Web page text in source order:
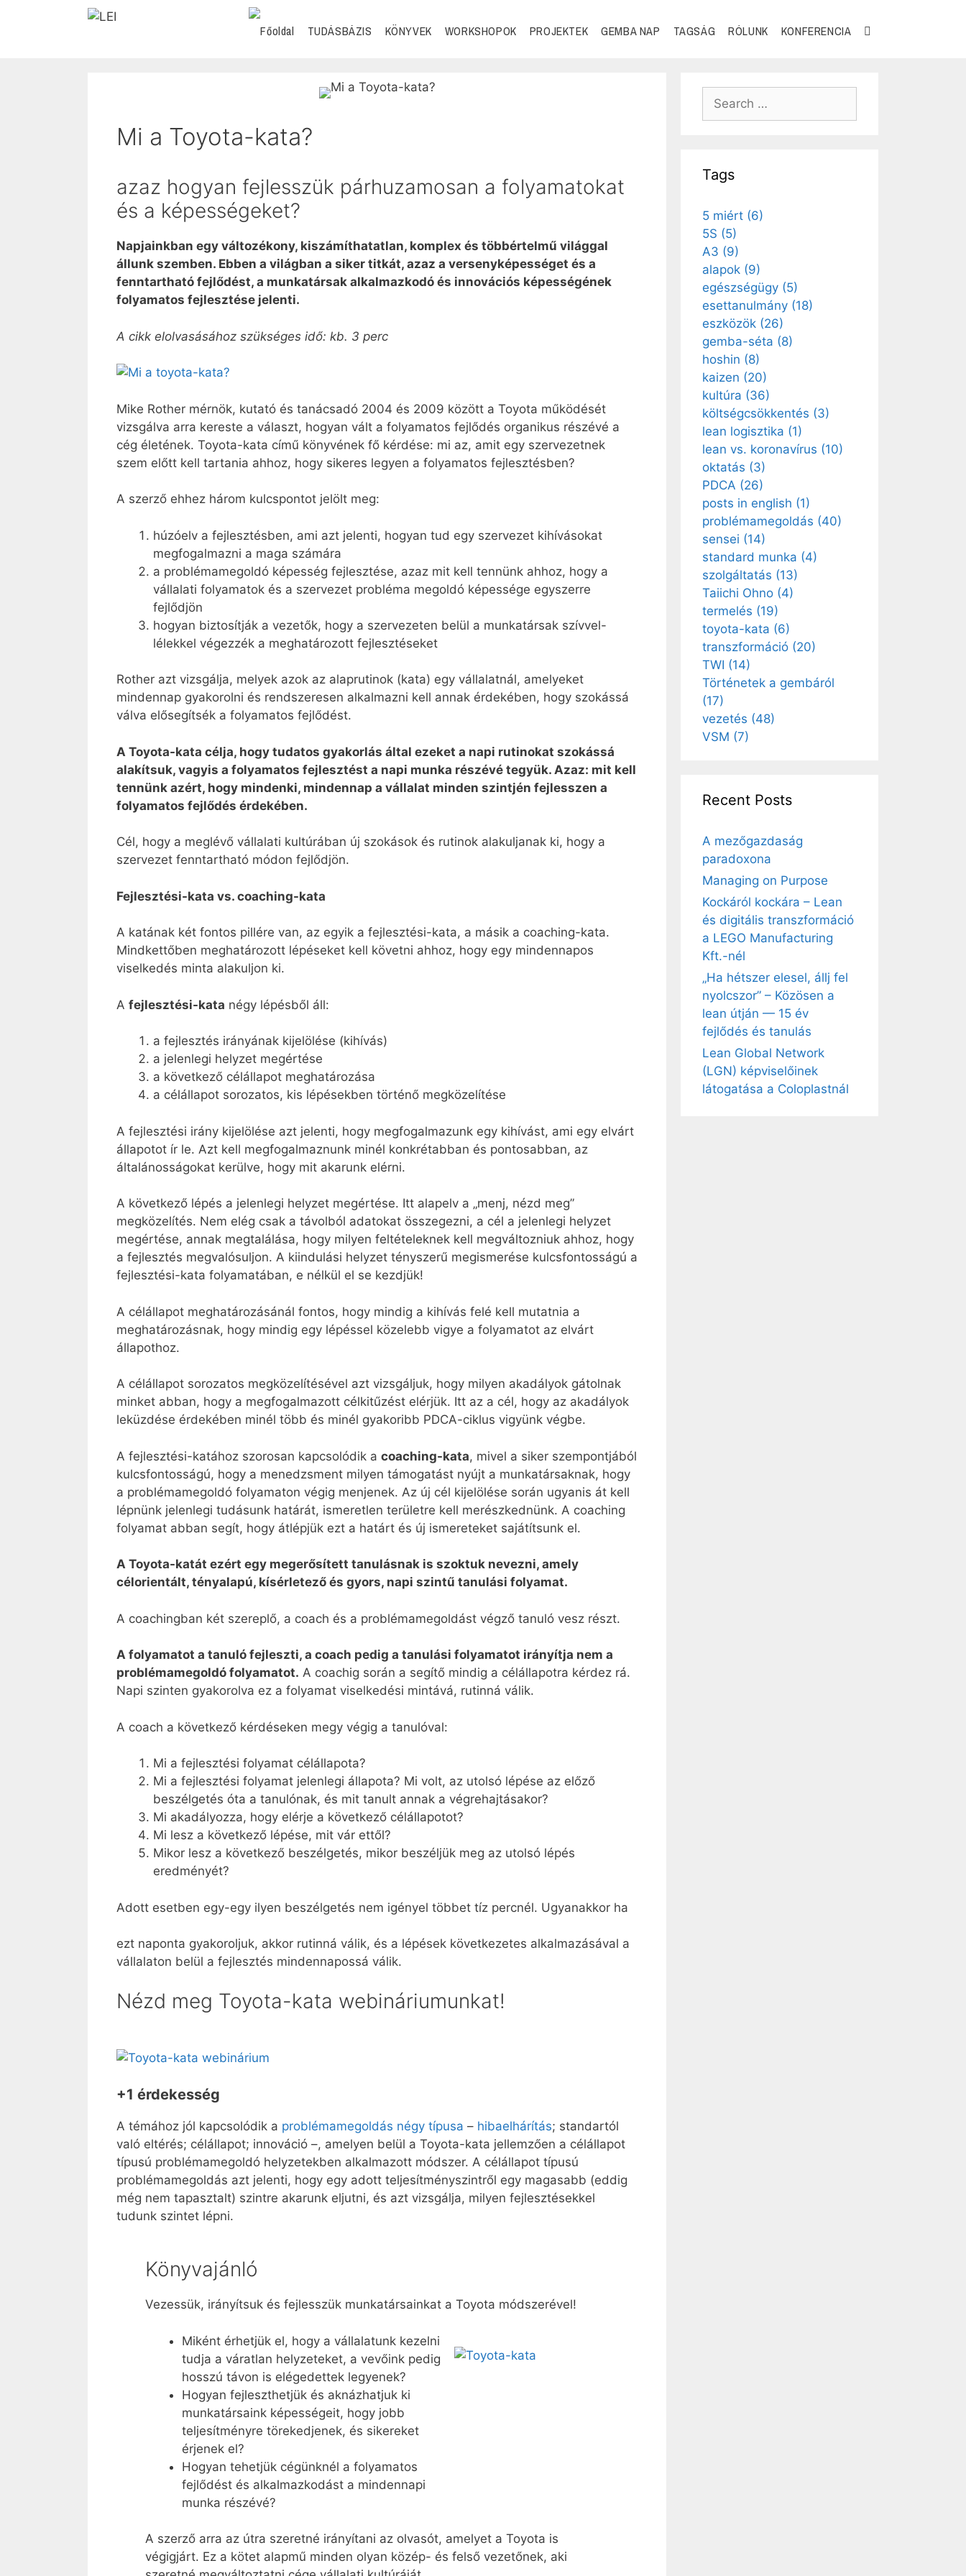
TUDÁSBÁZIS KÖNYVEK WORKSHOPOK PROJEKTEK GEMBA NAP TAGSÁG RÓLUNK KONFERENCIA
Mi a Toyota-kata?
azaz hogyan fejlesszük párhuzamosan a folyamatokat
és a képességeket?
Napjainkban egy változékony, kiszámíthatatlan, komplex és többértelmű világgal
állunk szemben. Ebben a világban a siker titkát, azaz a versenyképességet és a
fenntartható fejlődést, a munkatársak alkalmazkodó és innovációs képességének
folyamatos fejlesztése jelenti.
A cikk elolvasásához szükséges idő: kb. 3 perc
Mike Rother mérnök, kutató és tanácsadó 2004 és 2009 között a Toyota működését
vizsgálva arra kereste a választ, hogyan vált a folyamatos fejlődés organikus részévé a
cég életének. Toyota-kata című könyvének fő kérdése: mi az, amit egy szervezetnek
szem előtt kell tartania ahhoz, hogy sikeres legyen a folyamatos fejlesztésben?
A szerző ehhez három kulcspontot jelölt meg:
húzóelv a fejlesztésben, ami azt jelenti, hogyan tud egy szervezet kihívásokat
megfogalmazni a maga számára
a problémamegoldó képesség fejlesztése, azaz mit kell tennünk ahhoz, hogy a
vállalati folyamatok és a szervezet probléma megoldó képessége egyszerre
fejlődjön
hogyan biztosítják a vezetők, hogy a szervezeten belül a munkatársak szívvel-
lélekkel végezzék a meghatározott fejlesztéseket
Rother azt vizsgálja, melyek azok az alaprutinok (kata) egy vállalatnál, amelyeket
mindennap gyakorolni és rendszeresen alkalmazni kell annak érdekében, hogy szokássá
válva elősegítsék a folyamatos fejlődést.
A Toyota-kata célja, hogy tudatos gyakorlás által ezeket a napi rutinokat szokássá
alakítsuk, vagyis a folyamatos fejlesztést a napi munka részévé tegyük. Azaz: mit kell
tennünk azért, hogy mindenki, mindennap a vállalat minden szintjén fejlesszen a
folyamatos fejlődés érdekében.
Cél, hogy a meglévő vállalati kultúrában új szokások és rutinok alakuljanak ki, hogy a
szervezet fenntartható módon fejlődjön.
Fejlesztési-kata vs. coaching-kata
A katának két fontos pillére van, az egyik a fejlesztési-kata, a másik a coaching-kata.
Mindkettőben meghatározott lépéseket kell követni ahhoz, hogy egy mindennapos
viselkedés minta alakuljon ki.
A fejlesztési-kata négy lépésből áll:
a fejlesztés irányának kijelölése (kihívás)
a jelenlegi helyzet megértése
a következő célállapot meghatározása
a célállapot sorozatos, kis lépésekben történő megközelítése
A fejlesztési irány kijelölése azt jelenti, hogy megfogalmazunk egy kihívást, ami egy elvárt
állapotot ír le. Azt kell megfogalmaznunk minél konkrétabban és pontosabban, az
általánosságokat kerülve, hogy mit akarunk elérni.
A következő lépés a jelenlegi helyzet megértése. Itt alapelv a „menj, nézd meg”
megközelítés. Nem elég csak a távolból adatokat összegezni, a cél a jelenlegi helyzet
megértése, annak megtalálása, hogy milyen feltételeknek kell megváltozniuk ahhoz, hogy
a fejlesztés megvalósuljon. A kiindulási helyzet tényszerű megismerése kulcsfontosságú a
fejlesztési-kata folyamatában, e nélkül el se kezdjük!
A célállapot meghatározásánál fontos, hogy mindig a kihívás felé kell mutatnia a
meghatározásnak, hogy mindig egy lépéssel közelebb vigye a folyamatot az elvárt
állapothoz.
A célállapot sorozatos megközelítésével azt vizsgáljuk, hogy milyen akadályok gátolnak
minket abban, hogy a megfogalmazott célkitűzést elérjük. Itt az a cél, hogy az akadályok
leküzdése érdekében minél több és minél gyakoribb PDCA-ciklus vigyünk végbe.
A fejlesztési-katához szorosan kapcsolódik a coaching-kata, mivel a siker szempontjából
kulcsfontosságú, hogy a menedzsment milyen támogatást nyújt a munkatársaknak, hogy
a problémamegoldó folyamaton végig menjenek. Az új cél kijelölése során ugyanis át kell
lépnünk jelenlegi tudásunk határát, ismeretlen területre kell merészkednünk. A coaching
folyamat abban segít, hogy átlépjük ezt a határt és új ismereteket sajátítsunk el.
A Toyota-katát ezért egy megerősített tanulásnak is szoktuk nevezni, amely
célorientált, tényalapú, kísérletező és gyors, napi szintű tanulási folyamat.
A coachingban két szereplő, a coach és a problémamegoldást végző tanuló vesz részt.
A folyamatot a tanuló fejleszti, a coach pedig a tanulási folyamatot irányítja nem a
problémamegoldó folyamatot. A coachig során a segítő mindig a célállapotra kérdez rá.
Napi szinten gyakorolva ez a folyamat viselkedési mintává, rutinná válik.
A coach a következő kérdéseken megy végig a tanulóval:
Mi a fejlesztési folyamat célállapota?
Mi a fejlesztési folyamat jelenlegi állapota? Mi volt, az utolsó lépése az előző
beszélgetés óta a tanulónak, és mit tanult annak a végrehajtásakor?
Mi akadályozza, hogy elérje a következő célállapotot?
Mi lesz a következő lépése, mit vár ettől?
Mikor lesz a következő beszélgetés, mikor beszéljük meg az utolsó lépés
eredményét?
Adott esetben egy-egy ilyen beszélgetés nem igényel többet tíz percnél. Ugyanakkor ha
ezt naponta gyakoroljuk, akkor rutinná válik, és a lépések következetes alkalmazásával a
vállalaton belül a fejlesztés mindennapossá válik.
Nézd meg Toyota-kata webináriumunkat!
+1 érdekesség
A témához jól kapcsolódik a problémamegoldás négy típusa – hibaelhárítás; standartól
való eltérés; célállapot; innováció –, amelyen belül a Toyota-kata jellemzően a célállapot
típusú problémamegoldó helyzetekben alkalmazott módszer. A célállapot típusú
problémamegoldás azt jelenti, hogy egy adott teljesítményszintről egy magasabb (eddig
még nem tapasztalt) szintre akarunk eljutni, és azt vizsgálja, milyen fejlesztésekkel
tudunk szintet lépni.
Könyvajánló
Vezessük, irányítsuk és fejlesszük munkatársainkat a Toyota módszerével!
Miként érhetjük el, hogy a vállalatunk kezelni
tudja a váratlan helyzeteket, a vevőink pedig
hosszú távon is elégedettek legyenek?
Hogyan fejleszthetjük és aknázhatjuk ki
munkatársaink képességeit, hogy jobb
teljesítményre törekedjenek, és sikereket
érjenek el?
Hogyan tehetjük cégünknél a folyamatos
fejlődést és alkalmazkodást a mindennapi
munka részévé?
A szerző arra az útra szeretné irányítani az olvasót, amelyet a Toyota is
végigjárt. Ez a kötet alapmű minden olyan közép- és felső vezetőnek, aki
Tags
5 miért (6)
5S (5)
A3 (9)
alapok (9)
egészségügy (5)
esettanulmány (18)
eszközök (26)
gemba-séta (8)
hoshin (8)
kaizen (20)
kultúra (36)
költségcsökkentés (3)
lean logisztika (1)
lean vs. koronavírus (10)
oktatás (3)
PDCA (26)
posts in english (1)
problémamegoldás (40)
sensei (14)
standard munka (4)
szolgáltatás (13)
Taiichi Ohno (4)
termelés (19)
toyota-kata (6)
transzformáció (20)
TWI (14)
Történetek a gembáról
(17)
vezetés (48)
VSM (7)
Recent Posts
A mezőgazdaság
paradoxona
Managing on Purpose
Kockáról kockára – Lean
és digitális transzformáció
a LEGO Manufacturing
Kft.-nél
„Ha hétszer elesel, állj fel
nyolcszor” – Közösen a
lean útján — 15 év
fejlődés és tanulás
Lean Global Network
(LGN) képviselőinek
látogatása a Coloplastnál